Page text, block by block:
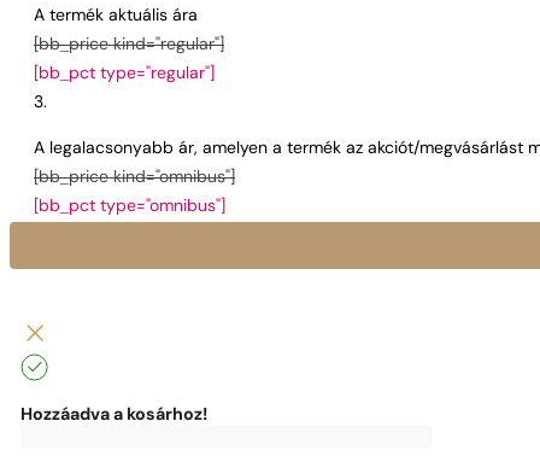
A termék aktuális ára
[bb_price kind="regular"]
[bb_pct type="regular"]
A legalacsonyabb ár, amelyen a termék az akciót/megvásárlást
[bb_price kind="omnibus"]
[bb_pct type="omnibus"]
Hozzáadva a kosárhoz!